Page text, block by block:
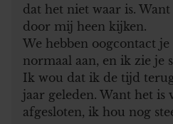
dat het niet waar is.
door mij heen kijken.
We hebben oogcontact
normaal aan, en ik zie je
Ik wou dat ik de tijd
jaar geleden. Want het is
afgesloten, ik hou nog